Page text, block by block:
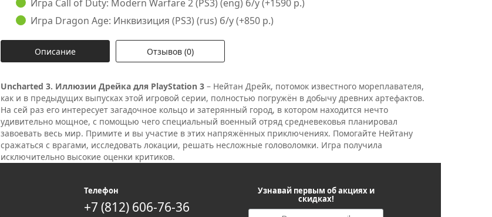
Игра Call of Duty: Modern Warfare 2 (PS3) (eng) б/у (+1590 р.)
Игра Dragon Age: Инквизиция (PS3) (rus) б/у (+850 р.)
Описание Отзывов (0)
Uncharted 3. Иллюзии Дрейка для PlayStation 3 – Нейтан Дрейк, потомок известного мореплавателя,
как и в предыдущих выпусках этой игровой серии, полностью погружён в добычу древних артефактов.
На сей раз его интересует загадочное кольцо и затерянный город, в котором находится нечто
удивительно мощное, с помощью чего специальный военный отряд средневековья планировал
завоевать весь мир. Примите и вы участие в этих напряжённых приключениях. Помогайте Нейтану
сражаться с врагами, исследовать локации, решать несложные головоломки. Игра получила
исключительно высокие оценки критиков.
Телефон
+7 (812) 606-76-36
Узнавай первым об акциях и
скидках!